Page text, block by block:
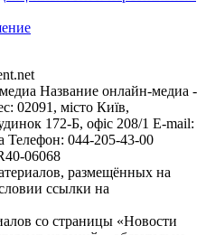
Название онлайн-медиа -
02091, місто Київ,
172-Б, офіс 208/1 E-mail:
Телефон: 044-205-43-00
06068
размещённых на
ссылки на
со страницы «Новости